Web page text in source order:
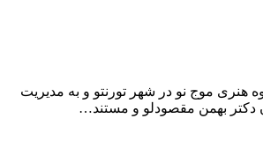
هنری موج نو در شهر تورنتو و به مدیریت
دکتر بهمن مقصودلو و مستند…